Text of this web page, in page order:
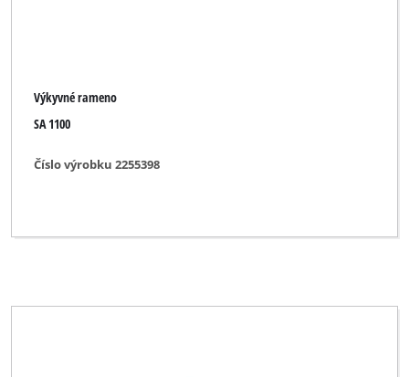
Výkyvné rameno
SA 1100
Číslo výrobku 2255398